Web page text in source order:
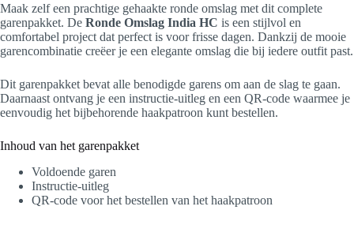
Maak zelf een prachtige gehaakte ronde omslag met dit complete
garenpakket. De Ronde Omslag India HC is een stijlvol en
comfortabel project dat perfect is voor frisse dagen. Dankzij de mooie
garencombinatie creëer je een elegante omslag die bij iedere outfit past.
Dit garenpakket bevat alle benodigde garens om aan de slag te gaan.
Daarnaast ontvang je een instructie-uitleg en een QR-code waarmee je
eenvoudig het bijbehorende haakpatroon kunt bestellen.
Inhoud van het garenpakket
Voldoende garen
Instructie-uitleg
QR-code voor het bestellen van het haakpatroon